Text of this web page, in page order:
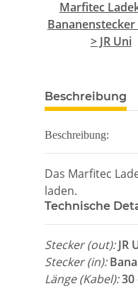
Marfitec
Bananenstecker
> JR Uni
Beschreibung
Beschreibung:
Das Marfitec
laden.
Technische
Stecker (out):JR
Stecker (in):
Länge (Kabel):30